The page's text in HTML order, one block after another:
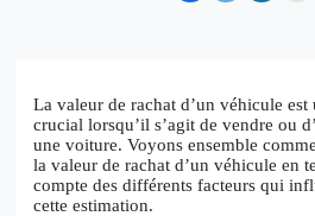
La valeur de rachat d’un véhicule est
crucial lorsqu’il s’agit de vendre ou
une voiture. Voyons ensemble
la valeur de rachat d’un véhicule en
compte des différents facteurs qui
cette estimation.